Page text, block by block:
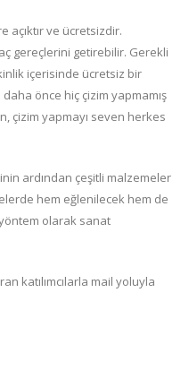
açıktır ve ücretsizdir.
gereçlerini getirebilir. Gerekli
içerisinde ücretsiz bir
önce hiç çizim yapmamış
çizim yapmayı seven herkes
ardından çeşitli malzemeler
hem eğlenilecek hem de
yöntem olarak sanat
katılımcılarla mail yoluyla